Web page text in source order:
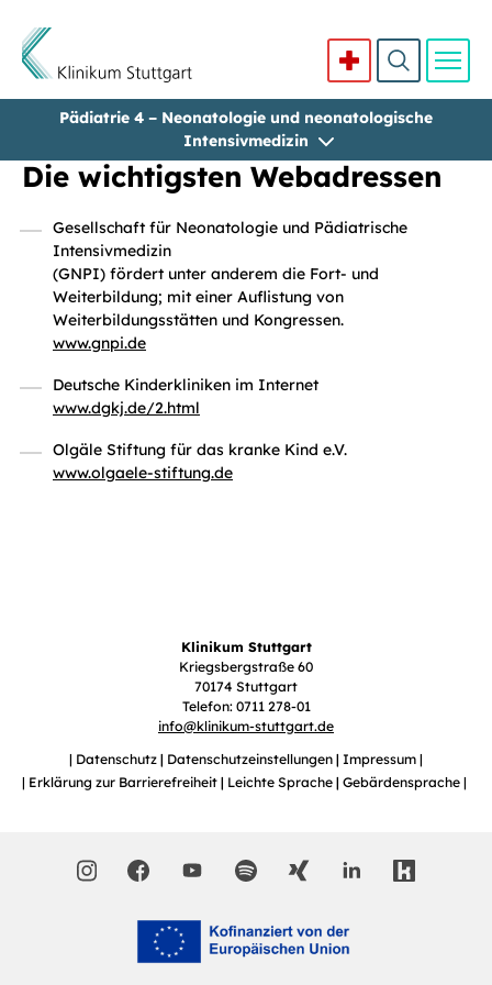
Direkt zum Inhalt
Pädiatrie 4 – Neonatologie und neonatologische
Intensivmedizin
Die wichtigsten Webadressen
Gesellschaft für Neonatologie und Pädiatrische
Intensivmedizin
(GNPI) fördert unter anderem die Fort- und
Weiterbildung; mit einer Auflistung von
Weiterbildungsstätten und Kongressen.
www.gnpi.de
Deutsche Kinderkliniken im Internet
www.dgkj.de/2.html
Olgäle Stiftung für das kranke Kind e.V.
www.olgaele-stiftung.de
Klinikum Stuttgart
Kriegsbergstraße 60
70174 Stuttgart
Telefon: 0711 278-01
info@klinikum-stuttgart.de
Datenschutz
Datenschutzeinstellungen Impressum
Erklärung zur Barrierefreiheit
Leichte Sprache Gebärdensprache